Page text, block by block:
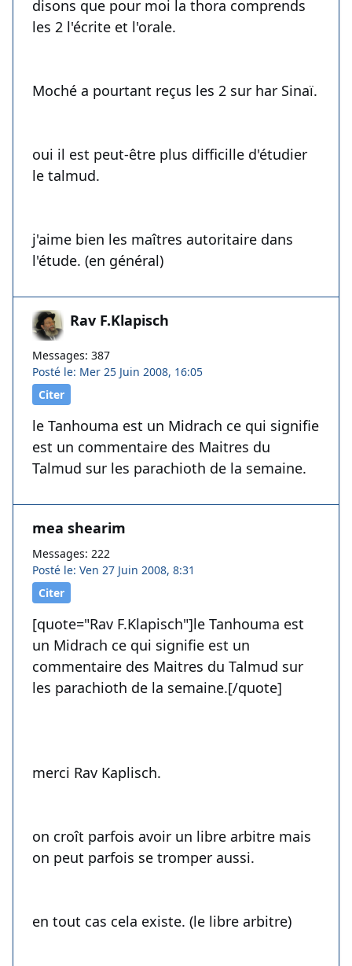
disons que pour moi la thora comprends
les 2 l'écrite et l'orale.
Moché a pourtant reçus les 2 sur har Sinaï.
oui il est peut-être plus difficille d'étudier
le talmud.
j'aime bien les maîtres autoritaire dans
l'étude. (en général)
Rav F.Klapisch
Messages: 387
Posté le: Mer 25 Juin 2008, 16:05
Citer
le Tanhouma est un Midrach ce qui signifie
est un commentaire des Maitres du
Talmud sur les parachioth de la semaine.
mea shearim
Messages: 222
Posté le: Ven 27 Juin 2008, 8:31
Citer
[quote="Rav F.Klapisch"]le Tanhouma est
un Midrach ce qui signifie est un
commentaire des Maitres du Talmud sur
les parachioth de la semaine.[/quote]
merci Rav Kaplisch.
on croît parfois avoir un libre arbitre mais
on peut parfois se tromper aussi.
en tout cas cela existe. (le libre arbitre)